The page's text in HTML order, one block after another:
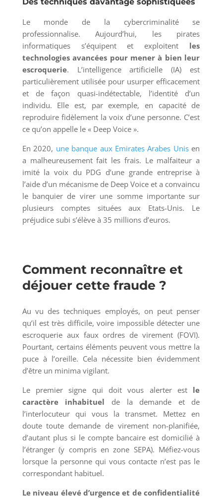
Le monde de la cybercriminalité se
professionnalise. Aujourd’hui, les pirates
informatiques s’équipent et exploitent les
technologies avancées pour mener à bien leur
escroquerie. L’intelligence artificielle (IA) est
particulièrement utilisée pour usurper efficacement
et de façon quasi-indétectable, l’identité d’un
individu. Elle est, par exemple, en capacité de
reproduire fidèlement la voix d’une personne. C’est
ce qu’on appelle le « Deep Voice ».
En 2020, une banque aux Emirates Arabes Unisen
a malheureusement fait les frais. Le malfaiteur a
imité la voix du PDG d’une grande entreprise à
l’aide d’un mécanisme de Deep Voice et a convaincu
le banquier de virer une somme importante sur
plusieurs comptes situées aux Etats-Unis. Le
préjudice subi s’élève à 35 millions d’euros.
Comment reconnaître et
déjouer cette fraude ?
Au vu des techniques employés, on peut penser
qu’il est très difficile, voire impossible détecter une
escroquerie aux faux ordres de virement (FOVI).
Pourtant, certains éléments peuvent vous mettre la
puce à l’oreille. Cela nécessite bien évidemment
d’être un minima vigilant.
Le premier signe qui doit vous alerter est le
caractère inhabituel de la demande et de
l’interlocuteur qui vous la transmet. Mettez en
doute toute demande de virement non-planifiée,
d’autant plus si le compte bancaire est domicilié à
l’étranger (y compris en zone SEPA). Méfiez-vous
lorsque la personne qui vous contacte n’est pas le
correspondant habituel.
Le niveau élevé d’urgence et de confidentialité